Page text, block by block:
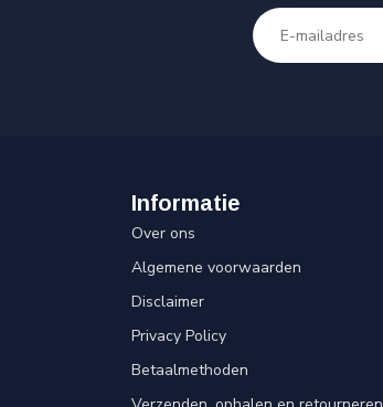
Informatie
Over ons
Algemene voorwaarden
Disclaimer
Privacy Policy
Betaalmethoden